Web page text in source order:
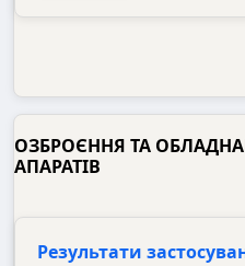
ОЗБРОЄННЯ ТА
АПАРАТІВ
Результати